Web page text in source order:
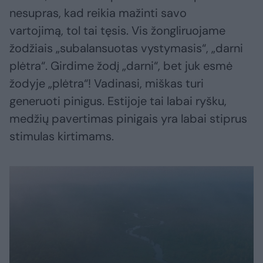
nesupras, kad reikia mažinti savo
vartojimą, tol tai tęsis. Vis žongliruojame
žodžiais „subalansuotas vystymasis“, „darni
plėtra“. Girdime žodį „darni“, bet juk esmė
žodyje „plėtra“! Vadinasi, miškas turi
generuoti pinigus. Estijoje tai labai ryšku,
medžių pavertimas pinigais yra labai stiprus
stimulas kirtimams.